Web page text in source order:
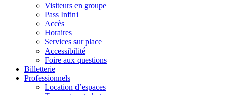
Visiteurs en groupe
Pass Infini
Accès
Horaires
Services sur place
Accessibilité
Foire aux questions
Billetterie
Professionnels
Location d’espaces